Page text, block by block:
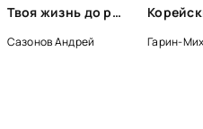
Твоя жизнь до рождения: тайны эволюции человека - Андрей Сазонов
Сазонов Андрей